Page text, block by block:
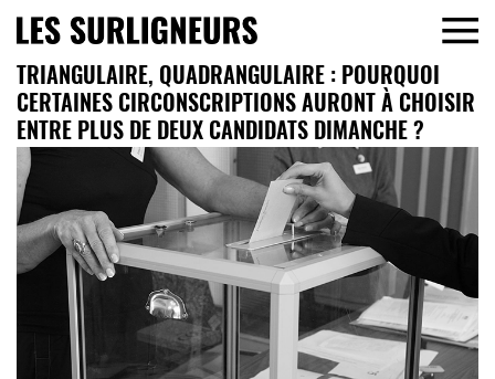
TRIANGULAIRE, QUADRANGULAIRE : POURQUOI
CERTAINES CIRCONSCRIPTIONS AURONT À CHOISIR
ENTRE PLUS DE DEUX CANDIDATS DIMANCHE ?